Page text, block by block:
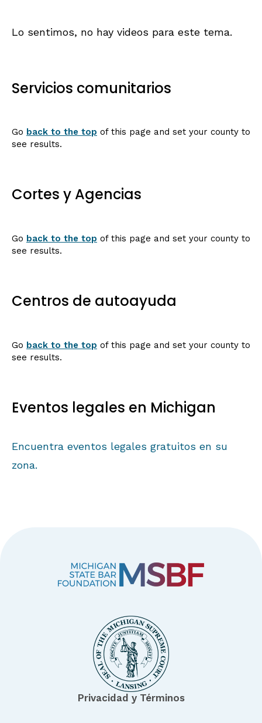
Lo sentimos, no hay videos para este tema.
Servicios comunitarios
Go back to the top of this page and set your county to
see results.
Cortes y Agencias
Go back to the top of this page and set your county to
see results.
Centros de autoayuda
Go back to the top of this page and set your county to
see results.
Eventos legales en Michigan
Encuentra eventos legales gratuitos en su
zona.
Privacidad y Términos